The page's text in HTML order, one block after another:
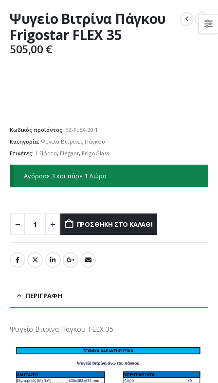
Ψυγείο Βιτρίνα Πάγκου
Frigostar FLEX 35
505,00 €
Κωδικός προϊόντος: EZ-FLEX-20-1
Κατηγορία: Ψυγεία Βιτρίνες Πάγκου
Ετικέτες: 1 Πόρτα, Elegant, FrigoGlass
Αγόρασε 3 και πάρε 1 Δώρο
ΠΡΟΣΘΉΚΗ ΣΤΟ ΚΑΛΆΘΙ
ΠΕΡΙΓΡΑΦΉ
Ψυγείο Βιτρίνα Πάγκου FLEX 35